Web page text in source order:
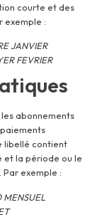
courte et des
exemple :
JANVIER
FEVRIER
abonnements
libellé contient
et la période ou le
exemple :